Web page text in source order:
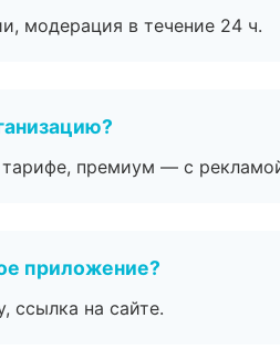
модерация в течение 24 ч.
тарифе, премиум — с
приложение?
ссылка на сайте.